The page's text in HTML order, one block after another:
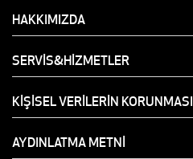
HAKKIMIZDA
SERVİS&HİZMETLER
KİŞİSEL VERİLERİN KORUNMASI
AYDINLATMA METNİ